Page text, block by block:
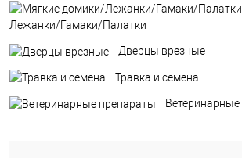
Лежанки/Гамаки/Палатки
Дверцы врезные
Травка и семена